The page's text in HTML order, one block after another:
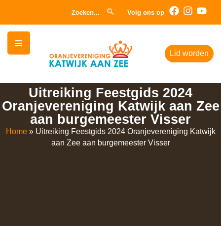
Zoeken... Volg ons op
Lid worden
Uitreiking Feestgids 2024
Oranjevereniging Katwijk aan Zee
aan burgemeester Visser
Home» Uitreiking Feestgids 2024 Oranjevereniging Katwijk
aan Zee aan burgemeester Visser